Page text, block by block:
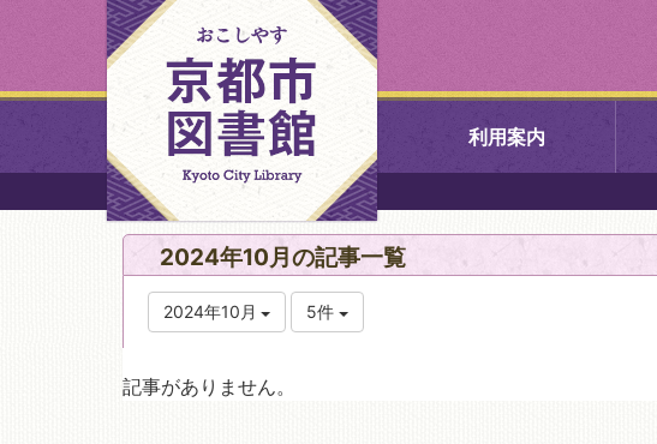
利用案内
中央図書館
北図書館
2024年10月の記事一覧
2024年10月 5件
記事がありません。